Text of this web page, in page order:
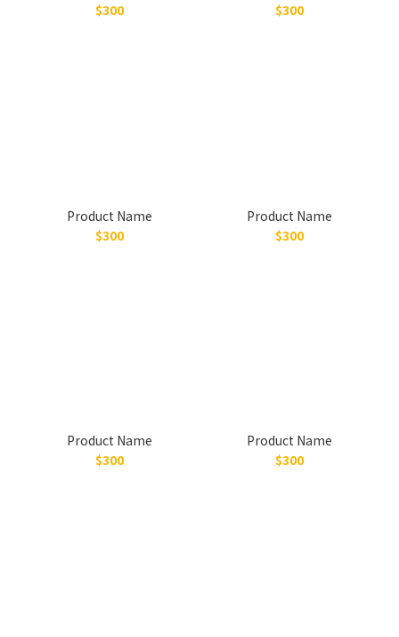
$300
$300
Product Name
$300
Product Name
$300
Product Name
$300
Product Name
$300